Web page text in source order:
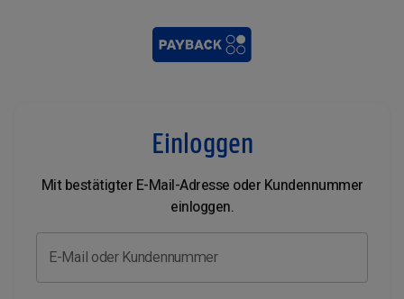
Einloggen
Mit bestätigter E-Mail-Adresse oder Kundennummer
einloggen.
E-Mail oder Kundennummer